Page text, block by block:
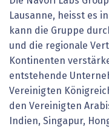
Lausanne, heisst es
kann die Gruppe
und die regionale
Kontinenten
entstehende
Vereinigten
den Vereinigten
Indien, Singapur,